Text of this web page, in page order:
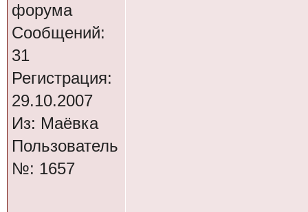
форума
Сообщений:
31
Регистрация:
29.10.2007
Из: Маёвка
Пользователь
№: 1657